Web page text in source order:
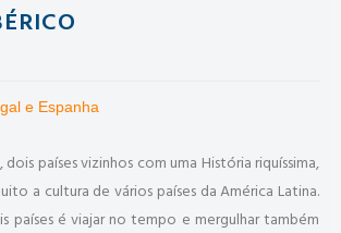
e Espanha
dois países vizinhos com uma História riquíssima,
a cultura de vários países da América Latina.
países é viajar no tempo e mergulhar também